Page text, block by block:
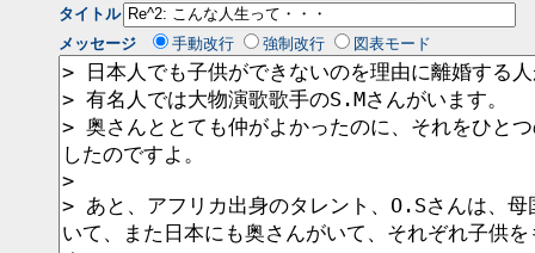
タイトル
メッセージ
手動改行 強制改行 図表モード